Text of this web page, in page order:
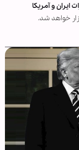
ایران و آمریکا
خواهد شد.